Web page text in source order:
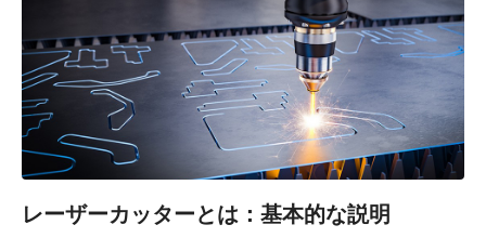
レーザーカッターとは：基本的な説明